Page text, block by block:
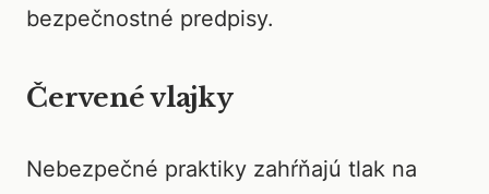
bezpečnostné predpisy.
Červené vlajky
Nebezpečné praktiky zahŕňajú tlak na